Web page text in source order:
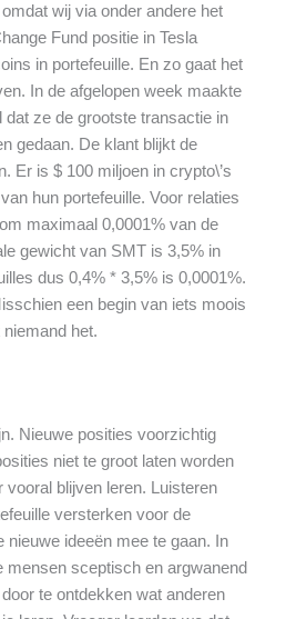
wij via onder andere het
Fund positie in Tesla
in portefeuille. En zo gaat het
In de afgelopen week maakte
dat ze de grootste transactie in
gedaan. De klant blijkt de
Er is $ 100 miljoen in crypto\’s
hun portefeuille. Voor relaties
maximaal 0,0001% van de
gewicht van SMT is 3,5% in
dus 0,4% * 3,5% is 0,0001%.
een begin van iets moois
het.
Nieuwe posities voorzichtig
niet te groot laten worden
vooral blijven leren. Luisteren
versterken voor de
ideeën mee te gaan. In
mensen sceptisch en argwanend
te ontdekken wat anderen